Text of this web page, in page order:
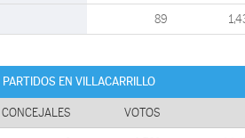
89
EN VILLACARRILLO
CONCEJALES VOTOS